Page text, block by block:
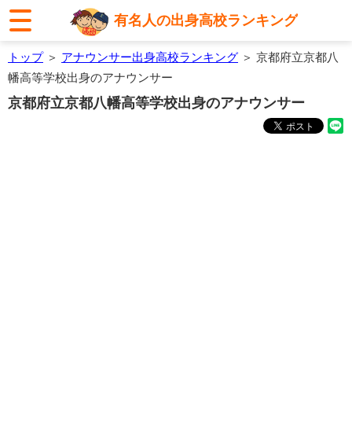
有名人の出身高校ランキング
トップ＞ アナウンサー出身高校ランキング ＞ 京都府立京都八
幡高等学校出身のアナウンサー
京都府立京都八幡高等学校出身のアナウンサー